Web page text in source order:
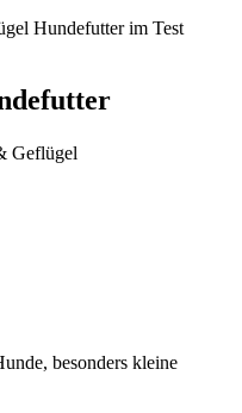
Hundefutter im Test
Geflügel
besonders kleine